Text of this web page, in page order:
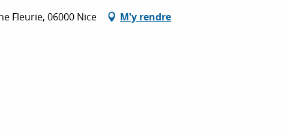
Fleurie, 06000 Nice M'y rendre